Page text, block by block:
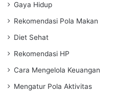
Gaya Hidup
Rekomendasi Pola Makan
Diet Sehat
Rekomendasi HP
Cara Mengelola Keuangan
Mengatur Pola Aktivitas